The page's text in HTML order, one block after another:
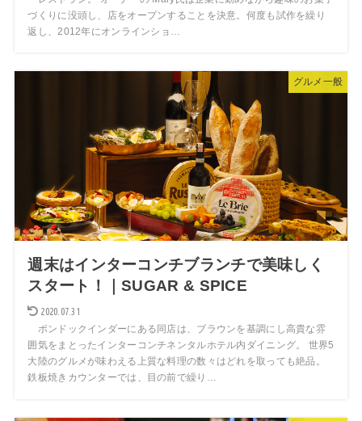
づくりに没頭し、店をオープンすることを決意。何度も試作を繰り
返し、2012年にオンラインショ…
グルメ一般
週末はインターコンチブランチで美味しく
スタート！｜SUGAR & SPICE
2020.07.31
ポンドックインダーにある同店は、ブラウンを基調にし高貴な雰
囲気をまとったインターコンチネンタルホテル内ダイニング。 世界5
大陸のグルメが味わえる上質な料理の数々はどれを取っても絶品。
鉄板焼きカウンターでは、目の前で繰り…